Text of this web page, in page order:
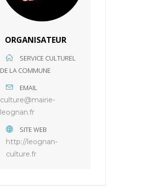
ORGANISATEUR
SERVICE CULTUREL
DE LA COMMUNE
EMAIL
culture@mairie-
leognan.fr
SITE WEB
http://leognan-
culture.fr